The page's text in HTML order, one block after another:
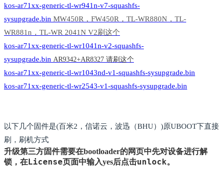
kos-ar71xx-generic-tl-wr941n-v7-squashfs-
sysupgrade.bin MW450R，FW450R，TL-WR880N，TL-
WR881n，TL-WR 2041N V2刷这个
kos-ar71xx-generic-tl-wr1041n-v2-squashfs-
sysupgrade.bin AR9342+AR8327 请刷这个
kos-ar71xx-generic-tl-wr1043nd-v1-squashfs-sysupgrade.bin
kos-ar71xx-generic-tl-wr2543-v1-squashfs-sysupgrade.bin
以下几个固件是(百米2，信诺云，波迅（BHU）)原UBOOT下直接
刷，刷机方式
升级第三方固件需要在bootloader的网页中先对设备进行解
锁，在License页面中输入yes后点击unlock。